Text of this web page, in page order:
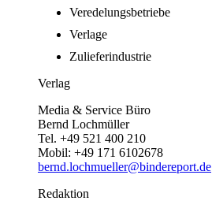
Veredelungsbetriebe
Verlage
Zulieferindustrie
Verlag
Media & Service Büro
Bernd Lochmüller
Tel. +49 521 400 210
Mobil: +49 171 6102678
bernd.lochmueller@bindereport.de
Redaktion